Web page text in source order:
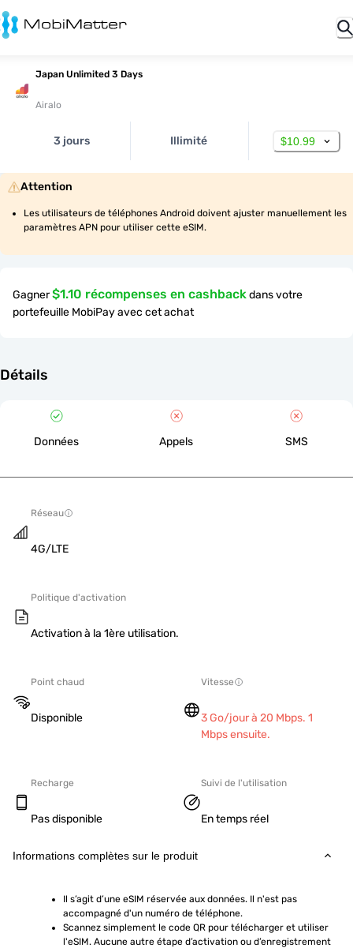
Japan Unlimited 3 Days
Airalo
3 jours Illimité $10.99
Attention
Les utilisateurs de téléphones Android doivent ajuster manuellement les
paramètres APN pour utiliser cette eSIM.
Gagner$1.10 récompenses en cashbackdans votre
portefeuille MobiPay avec cet achat
Détails
Données Appels SMS
Réseau
4G/LTE
Politique d'activation
Activation à la 1ère utilisation.
Point chaud
Disponible
Vitesse
3 Go/jour à 20 Mbps. 1
Mbps ensuite.
Recharge
Pas disponible
Suivi de l'utilisation
En temps réel
Informations complètes sur le produit
Il s’agit d’une eSIM réservée aux données. Il n'est pas
accompagné d'un numéro de téléphone.
Scannez simplement le code QR pour télécharger et utiliser
l'eSIM. Aucune autre étape d’activation ou d’enregistrement